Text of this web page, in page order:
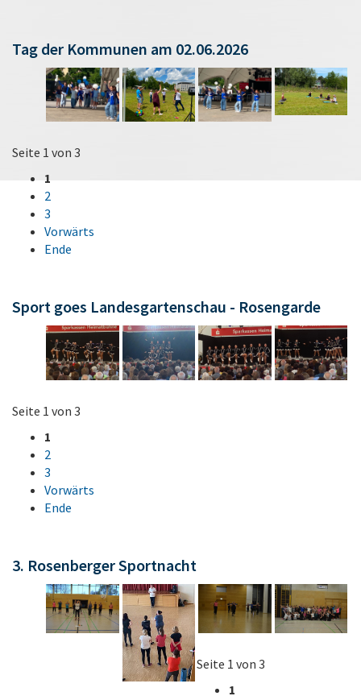
Tag der Kommunen am 02.06.2026
Seite 1 von 3
1
2
3
Vorwärts
Ende
Sport goes Landesgartenschau - Rosengarde
Seite 1 von 3
1
2
3
Vorwärts
Ende
3. Rosenberger Sportnacht
Seite 1 von 3
1